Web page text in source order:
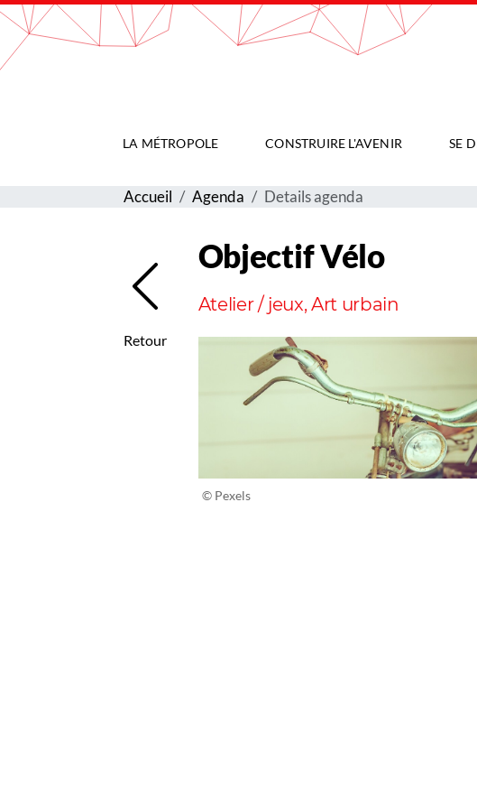
Gestion de vos préférences sur les cookies
LA MÉTROPOLE CONSTRUIRE L'AVENIR SE
Accueil Agenda Details agenda
Retour
Objectif Vélo
Atelier / jeux, Art urbain
© Pexels